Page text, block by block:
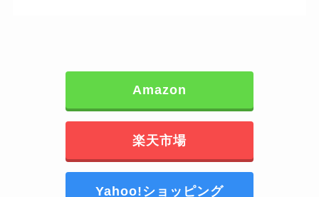
Amazon
楽天市場
Yahoo!ショッピング